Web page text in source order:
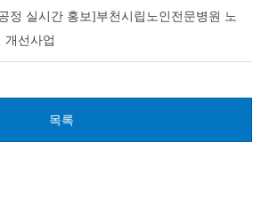
정 실시간 홍보]부천시립노인전문병원 노
개선사업
목록